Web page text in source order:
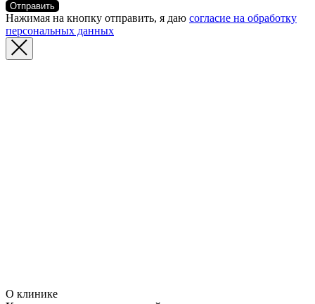
Отправить
Нажимая на кнопку отправить, я даю согласие на обработку
персональных данных
О клинике